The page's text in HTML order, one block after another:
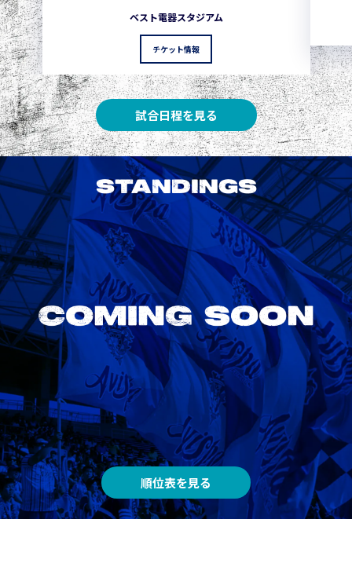
ベスト電器スタジアム
チケット情報
試合日程を見る
STANDINGS
順位表を見る